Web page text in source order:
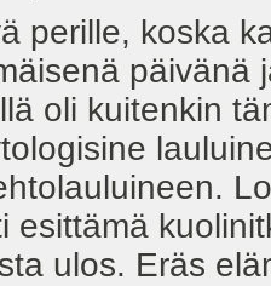
perille, koska
päivänä
oli kuitenkin
esittämä
ulos. Eräs